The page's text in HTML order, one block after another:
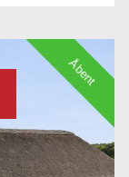
Åbent